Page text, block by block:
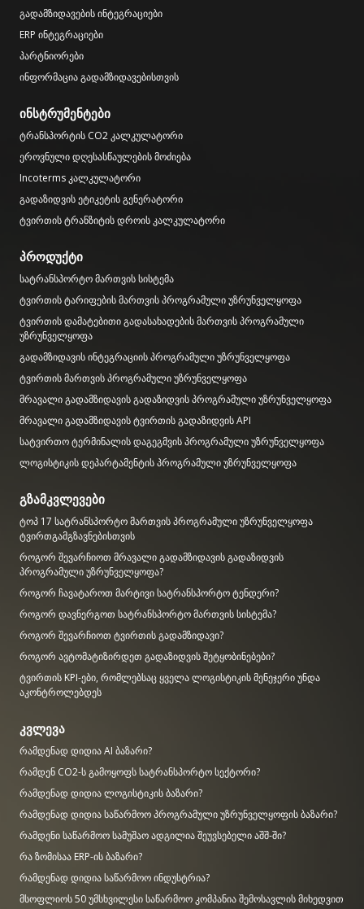
გადამზიდავების ინტეგრაციები
ERP ინტეგრაციები
პარტნიორები
ინფორმაცია გადამზიდავებისთვის
ინსტრუმენტები
ტრანსპორტის CO2 კალკულატორი
ეროვნული დღესასწაულების მოძიება
Incoterms კალკულატორი
გადაზიდვის ეტიკეტის გენერატორი
ტვირთის ტრანზიტის დროის კალკულატორი
პროდუქტი
სატრანსპორტო მართვის სისტემა
ტვირთის ტარიფების მართვის პროგრამული უზრუნველყოფა
ტვირთის დამატებითი გადასახადების მართვის პროგრამული
უზრუნველყოფა
გადამზიდავის ინტეგრაციის პროგრამული უზრუნველყოფა
ტვირთის მართვის პროგრამული უზრუნველყოფა
მრავალი გადამზიდავის გადაზიდვის პროგრამული უზრუნველყოფა
მრავალი გადამზიდავის ტვირთის გადაზიდვის API
სატვირთო ტერმინალის დაგეგმვის პროგრამული უზრუნველყოფა
ლოგისტიკის დეპარტამენტის პროგრამული უზრუნველყოფა
გზამკვლევები
ტოპ 17 სატრანსპორტო მართვის პროგრამული უზრუნველყოფა
ტვირთგამგზავნებისთვის
როგორ შევარჩიოთ მრავალი გადამზიდავის გადაზიდვის
პროგრამული უზრუნველყოფა?
როგორ ჩავატაროთ მარტივი სატრანსპორტო ტენდერი?
როგორ დავნერგოთ სატრანსპორტო მართვის სისტემა?
როგორ შევარჩიოთ ტვირთის გადამზიდავი?
როგორ ავტომატიზირდეთ გადაზიდვის შეტყობინებები?
ტვირთის KPI-ები, რომლებსაც ყველა ლოგისტიკის მენეჯერი უნდა
აკონტროლებდეს
კვლევა
რამდენად დიდია AI ბაზარი?
რამდენ CO2-ს გამოყოფს სატრანსპორტო სექტორი?
რამდენად დიდია ლოგისტიკის ბაზარი?
რამდენად დიდია საწარმოო პროგრამული უზრუნველყოფის ბაზარი?
რამდენი საწარმოო სამუშაო ადგილია შეუვსებელი აშშ-ში?
რა ზომისაა ERP-ის ბაზარი?
რამდენად დიდია საწარმოო ინდუსტრია?
მსოფლიოს 50 უმსხვილესი საწარმოო კომპანია შემოსავლის მიხედვით